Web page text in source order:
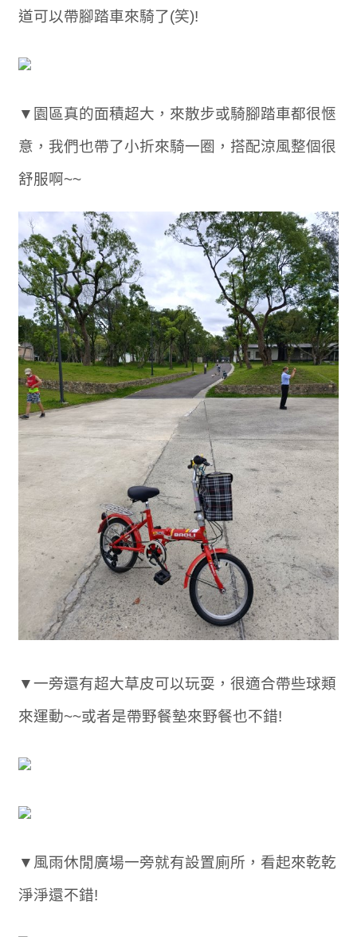
道可以帶腳踏車來騎了(笑)!
▼園區真的面積超大，來散步或騎腳踏車都很愜
意，我們也帶了小折來騎一圈，搭配涼風整個很
舒服啊~~
▼一旁還有超大草皮可以玩耍，很適合帶些球類
來運動~~或者是帶野餐墊來野餐也不錯!
▼風雨休閒廣場一旁就有設置廁所，看起來乾乾
淨淨還不錯!